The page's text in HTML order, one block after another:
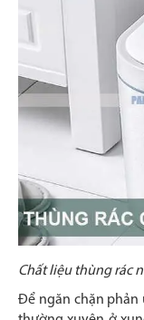
Chất liệu thùng rác
Để ngăn chặn phản